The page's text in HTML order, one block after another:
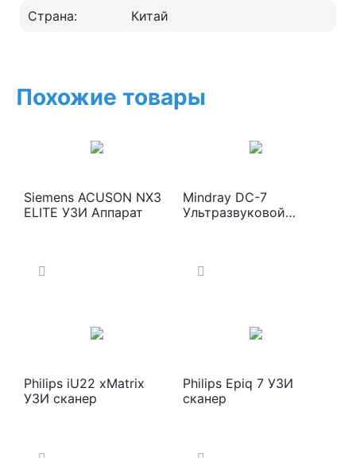
Страна: Китай
Похожие товары
Siemens ACUSON NX3
ELITE УЗИ Аппарат
Mindray DC-7
Ультразвуковой
Philips iU22 xMatrix
УЗИ сканер
Philips Epiq 7 УЗИ
сканер